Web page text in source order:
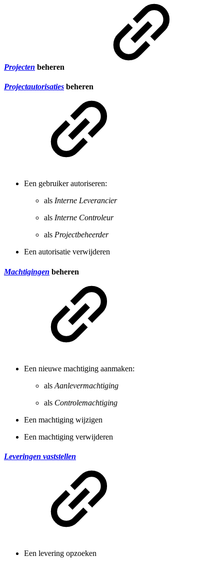
Projecten beheren
Projectautorisaties beheren
Een gebruiker autoriseren:
als Interne Leverancier
als Interne Controleur
als Projectbeheerder
Een autorisatie verwijderen
Machtigingen beheren
Een nieuwe machtiging aanmaken:
als Aanlevermachtiging
als Controlemachtiging
Een machtiging wijzigen
Een machtiging verwijderen
Leveringen vaststellen
Een levering opzoeken